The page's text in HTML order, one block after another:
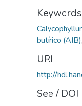
Keywords
butírico (AIB),
URI
http://
See / DOI